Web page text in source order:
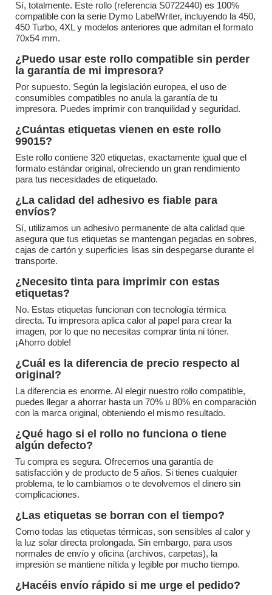
Sí, totalmente. Este rollo (referencia S0722440) es 100%
compatible con la serie Dymo LabelWriter, incluyendo la 450,
450 Turbo, 4XL y modelos anteriores que admitan el formato
70x54 mm.
¿Puedo usar este rollo compatible sin perder
la garantía de mi impresora?
Por supuesto. Según la legislación europea, el uso de
consumibles compatibles no anula la garantía de tu
impresora. Puedes imprimir con tranquilidad y seguridad.
¿Cuántas etiquetas vienen en este rollo
99015?
Este rollo contiene 320 etiquetas, exactamente igual que el
formato estándar original, ofreciendo un gran rendimiento
para tus necesidades de etiquetado.
¿La calidad del adhesivo es fiable para
envíos?
Sí, utilizamos un adhesivo permanente de alta calidad que
asegura que tus etiquetas se mantengan pegadas en sobres,
cajas de cartón y superficies lisas sin despegarse durante el
transporte.
¿Necesito tinta para imprimir con estas
etiquetas?
No. Estas etiquetas funcionan con tecnología térmica
directa. Tu impresora aplica calor al papel para crear la
imagen, por lo que no necesitas comprar tinta ni tóner.
¡Ahorro doble!
¿Cuál es la diferencia de precio respecto al
original?
La diferencia es enorme. Al elegir nuestro rollo compatible,
puedes llegar a ahorrar hasta un 70% u 80% en comparación
con la marca original, obteniendo el mismo resultado.
¿Qué hago si el rollo no funciona o tiene
algún defecto?
Tu compra es segura. Ofrecemos una garantía de
satisfacción y de producto de 5 años. Si tienes cualquier
problema, te lo cambiamos o te devolvemos el dinero sin
complicaciones.
¿Las etiquetas se borran con el tiempo?
Como todas las etiquetas térmicas, son sensibles al calor y
la luz solar directa prolongada. Sin embargo, para usos
normales de envío y oficina (archivos, carpetas), la
impresión se mantiene nítida y legible por mucho tiempo.
¿Hacéis envío rápido si me urge el pedido?